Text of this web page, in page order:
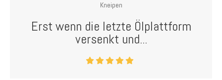
Kneipen
Erst wenn die letzte Ölplattform
versenkt und...